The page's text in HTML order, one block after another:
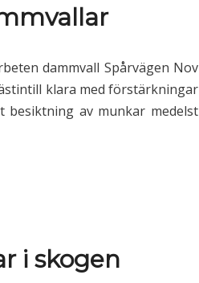
dammvall Spårvägen Nov
klara med förstärkningar
besiktning av munkar medelst
i skogen